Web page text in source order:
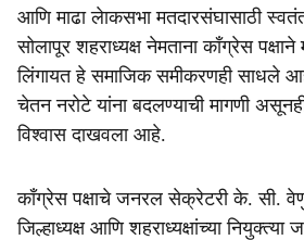
r
e
आणि माढा लेाकसभा मतदारसंघासाठी
सोलापूर शहराध्यक्ष नेमताना काँग्रेस
लिंगायत हे समाजिक समीकरणही साधले
चेतन नरोटे यांना बदलण्याची मागणी असूनही
विश्वास दाखवला आहे.
काँग्रेस पक्षाचे जनरल सेक्रेटरी के. सी.
जिल्हाध्यक्ष आणि शहराध्यक्षांच्या